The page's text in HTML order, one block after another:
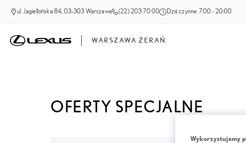
ul. Jagiellońska 84, 03-303 Warszawa (22) 203 70 00 Dziś czynne: 7:00 - 20:00
WARSZAWA ŻERAŃ
OFERTY SPECJALNE
Wykorzystujemy